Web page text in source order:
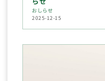
おしらせ
2025-12-15